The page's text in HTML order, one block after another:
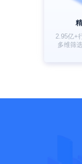
2.95亿+
多维筛